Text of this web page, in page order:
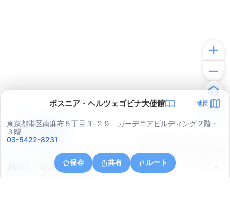
ボスニア・ヘルツェゴビナ大使館 地図
東京都港区南麻布５丁目３-２９ ガーデニアビルディング２階・
３階
03-5422-8231
保存 共有 ルート
東京都渋谷区鶯谷町１０
アプリで見る